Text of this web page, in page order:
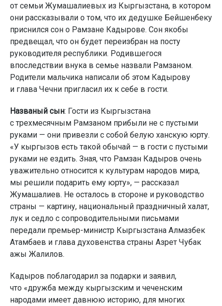
от семьи Жумашалиевых из Кыргызстана, в котором
они рассказывали о том, что их дедушке Бейшенбеку
приснился сон о Рамзане Кадырове. Сон якобы
предвещал, что он будет переизбран на посту
руководителя республики. Родившегося
впоследствии внука в семье назвали Рамзаном.
Родители мальчика написали об этом Кадырову
и глава Чечни пригласил их к себе в гости.
Названый сын: Гости из Кыргызстана
с трехмесячным Рамзаном прибыли не с пустыми
руками — они привезли с собой белую ханскую юрту.
«У кыргызов есть такой обычай — в гости с пустыми
руками не ездить. Зная, что Рамзан Кадыров очень
уважительно относится к культурам народов мира,
мы решили подарить ему юрту», — рассказал
Жумашалиев. Не осталось в стороне и руководство
страны — картину, национальный праздничный халат,
лук и седло с сопроводительными письмами
передали премьер-министр Кыргызстана Алмазбек
Атамбаев и глава духовенства страны Азрет Чубак
ажы Жалилов.
Кадыров поблагодарил за подарки и заявил,
что «дружба между кыргызским и чеченским
народами имеет давнюю историю, для многих